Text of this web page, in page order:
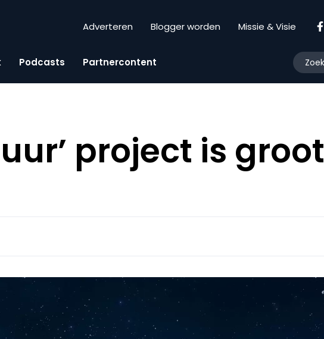
Adverteren Blogger worden Missie & Visie
Podcasts Partnercontent
project is groot